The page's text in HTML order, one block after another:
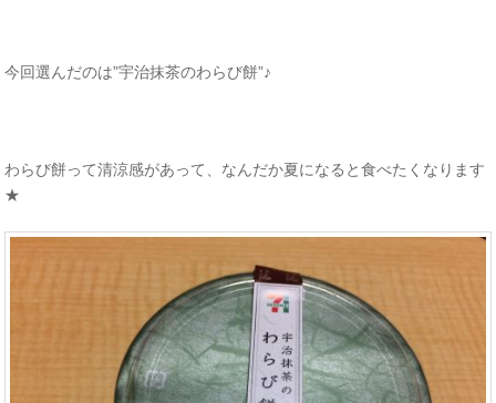
今回選んだのは”宇治抹茶のわらび餅”♪
わらび餅って清涼感があって、なんだか夏になると食べたくなります
★